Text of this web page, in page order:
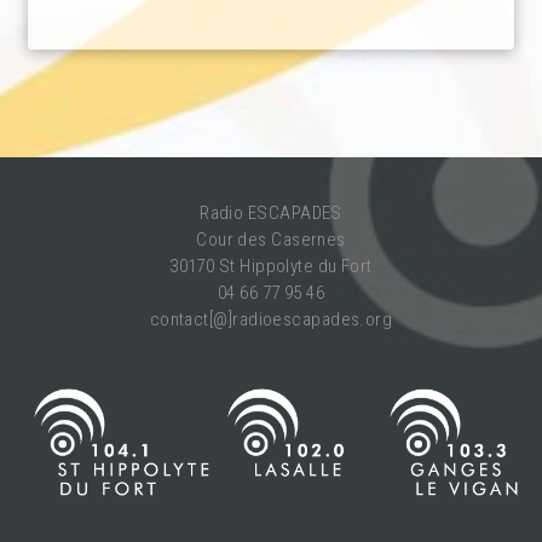
Radio ESCAPADES
Cour des Casernes
30170 St Hippolyte du Fort
04 66 77 95 46
contact[@]radioescapades.org